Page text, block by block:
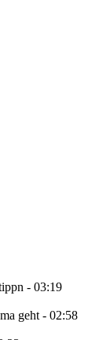
- 03:19
geht - 02:58